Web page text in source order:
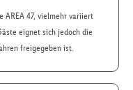
47, vielmehr variiert
eignet sich jedoch die
freigegeben ist.